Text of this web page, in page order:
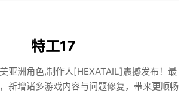
特工17
亚洲角色,制作人[HEXATAIL]震撼发布！最
新增诸多游戏内容与问题修复，带来更顺畅